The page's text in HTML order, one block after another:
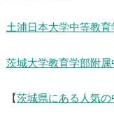
土浦日本大学中等教育
茨城大学教育学部附属
【 茨城県にある人気